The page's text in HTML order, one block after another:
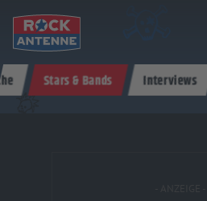
& PROGRAMM AKTIONEN & KONZERTE MUSIK
Stars & Bands Interviews